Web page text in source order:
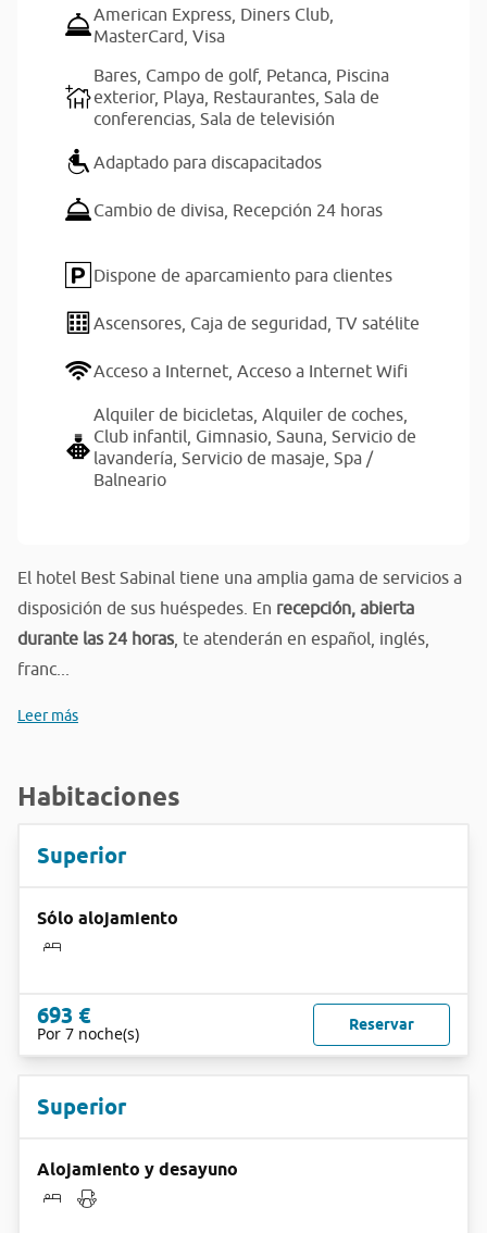
American Express, Diners Club,
MasterCard, Visa
Bares, Campo de golf, Petanca, Piscina
exterior, Playa, Restaurantes, Sala de
conferencias, Sala de televisión
Adaptado para discapacitados
Cambio de divisa, Recepción 24 horas
Dispone de aparcamiento para clientes
Ascensores, Caja de seguridad, TV satélite
Acceso a Internet, Acceso a Internet Wifi
Alquiler de bicicletas, Alquiler de coches,
Club infantil, Gimnasio, Sauna, Servicio de
lavandería, Servicio de masaje, Spa /
Balneario
El hotel Best Sabinal tiene una amplia gama de servicios a
disposición de sus huéspedes. En recepción, abierta
durante las 24 horas , te atenderán en español, inglés,
franc...
Leer más
Habitaciones
Superior
Sólo alojamiento
693 €
Por 7 noche(s) Reservar
Superior
Alojamiento y desayuno